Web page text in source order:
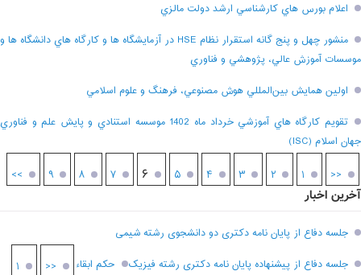
اعلام بورس هاي کارشناسي ارشد دولت مالزي
منشور چهل و پنج گانه استقرار نظام HSE در آزمايشگاه ها و کارگاه هاي دانشگاه ها و
موسسات آموزش عالي، پژوهشي و فناوري
اولين همايش بين‌المللي هوش مصنوعي، فرهنگ و علوم اسلامي
تقويم کارگاه هاي آموزشي خرداد ماه 1402 موسسه استنادي و پايش علم و فناوري
جهان اسلام (ISC)
<< ۱ ۲ ۳ ۴ ۵ ۶ ۷ ۸ ۹ >>
آخرین اخبار
جلسه دفاع از پایان نامه دکتری دو دانشجوی رشته شیمی
جلسه دفاع از پیشنهاده پایان نامه دکتری رشته فیزیک
حکم ابقاء << ۱